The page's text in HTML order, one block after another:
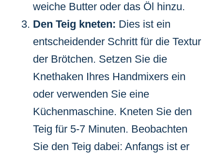
weiche Butter oder das Öl hinzu.
Den Teig kneten: Dies ist ein
entscheidender Schritt für die Textur
der Brötchen. Setzen Sie die
Knethaken Ihres Handmixers ein
oder verwenden Sie eine
Küchenmaschine. Kneten Sie den
Teig für 5-7 Minuten. Beobachten
Sie den Teig dabei: Anfangs ist er